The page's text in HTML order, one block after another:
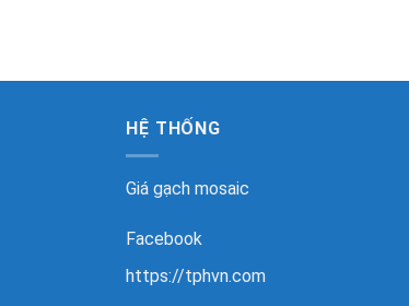
HỆ THỐNG
Giá gạch mosaic
Facebook
https://tphvn.com